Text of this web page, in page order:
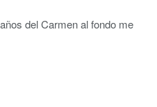
del Carmen al fondo me